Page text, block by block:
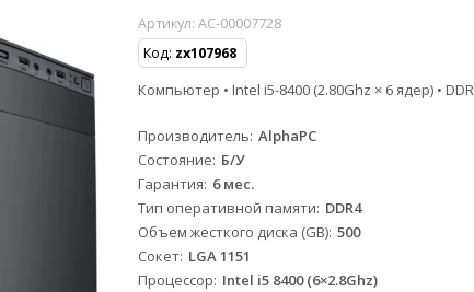
Артикул:AC-00007728
Код: zx107968
Компьютер • Intel i5-8400 (2.80Ghz × 6 ядер) •
Производитель AlphaPC
Состояние Б/У
Гарантия 6 мес.
Тип оперативной памяти DDR4
Объем жесткого диска (GB) 500
Сокет LGA 1151
Процессор Intel i5 8400 (6×2.8Ghz)